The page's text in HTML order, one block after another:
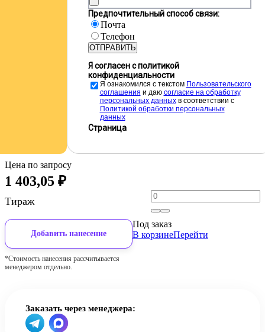
Предпочтительный способ связи:
Почта
Телефон
ОТПРАВИТЬ
Я согласен с политикой
конфиденциальности
Я ознакомился с текстом Пользовательского
соглашения и даю cогласие на обработку
персональных данныхв соответствии с
Политикой обработки персональных
данных
Страница
Цена по запросу
1 403,05 ₽
Тираж
Добавить нанесение
*Стоимость нанесения рассчитывается
менеджером отдельно.
Под заказ
В корзинеПерейти
Заказать через менеджера: